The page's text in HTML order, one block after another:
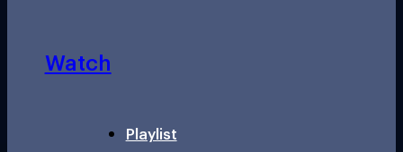
Watch
Playlist